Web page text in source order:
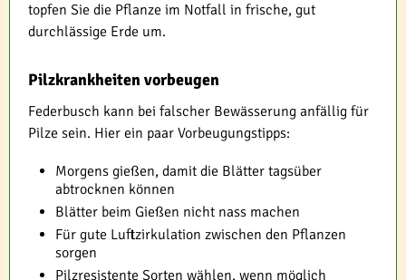
topfen Sie die Pflanze im Notfall in frische, gut
durchlässige Erde um.
Pilzkrankheiten vorbeugen
Federbusch kann bei falscher Bewässerung anfällig für
Pilze sein. Hier ein paar Vorbeugungstipps:
Morgens gießen, damit die Blätter tagsüber
abtrocknen können
Blätter beim Gießen nicht nass machen
Für gute Luftzirkulation zwischen den Pflanzen
sorgen
Pilzresistente Sorten wählen, wenn möglich